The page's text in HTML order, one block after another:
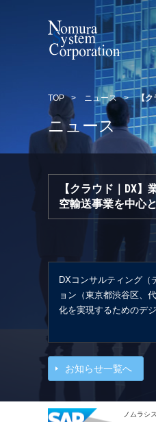
TOP > ニュース >【ク
ニュース
【クラウド｜DX
空輸送事業を中心
DXコンサルティング
ョン（東京都渋谷区、
化を実現するためのデ
お知らせ一覧へ
ノムラシ